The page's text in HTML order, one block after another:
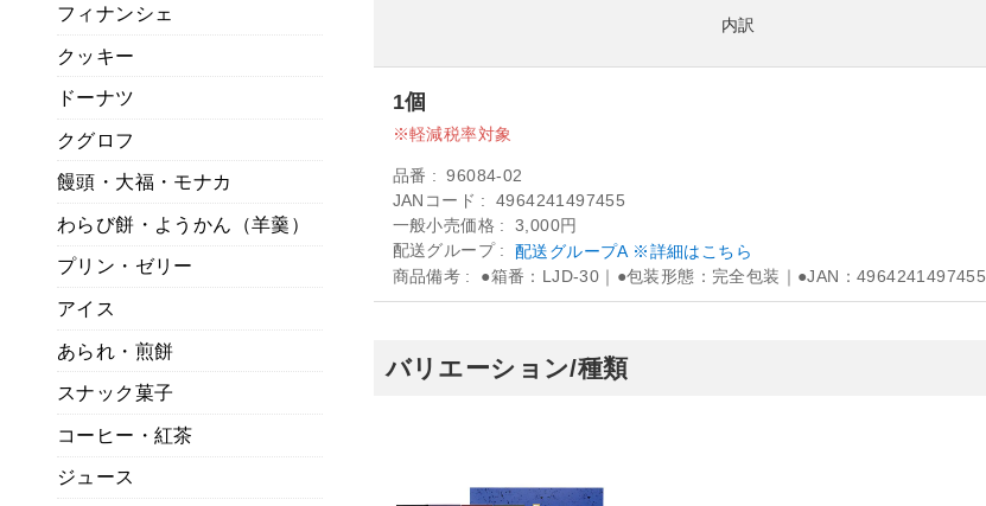
内訳
1個
軽減税率対象
品番
96084-02
JANコード
4964241497455
一般小売価格
3,000円
配送グループ
配送グループA ※詳細はこちら
商品備考 ●箱番：LJD-30｜●包装形態：完全包装｜●JAN：4964241497455
バリエーション/種類
フィナンシェ
クッキー
ドーナツ
クグロフ
饅頭・大福・モナカ
わらび餅・ようかん（羊羹）
プリン・ゼリー
アイス
あられ・煎餅
スナック菓子
コーヒー・紅茶
ジュース